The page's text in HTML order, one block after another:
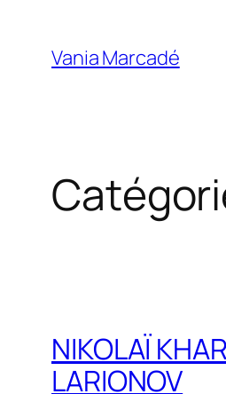
contenu
Vania Marcadé
NIKOLAÏ
LARIONOV